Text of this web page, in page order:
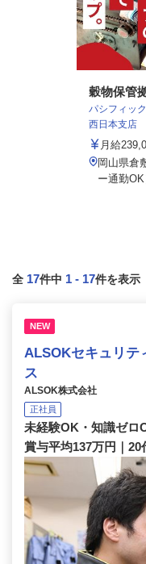
穀物保管
パシフィッ
西日本支店
月給
岡山県倉
ー通勤OK
全 17件中 1 - 17件を表示
NEW
ALSOKセキュリテ
ス
ALSOK株式会社
正社員
未経験OK・知識ゼロ
賞与平均137万円｜20